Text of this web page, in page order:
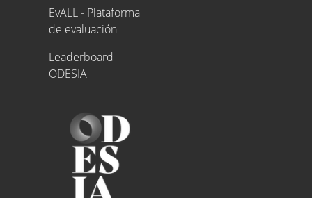
EvALL - Plataforma
de evaluación
Leaderboard
ODESIA